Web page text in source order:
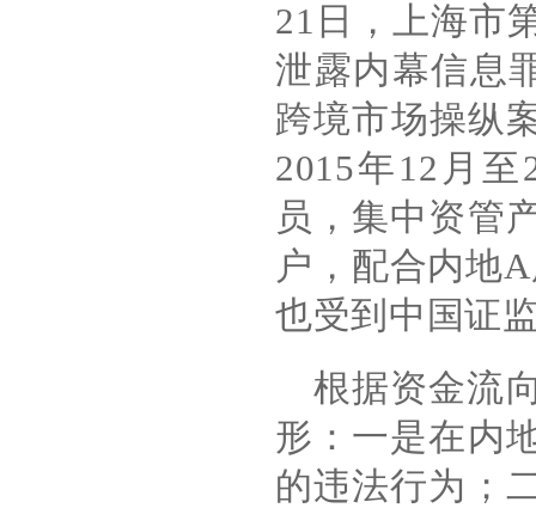
21 日，上海市
泄露内幕信息
跨境市场操纵
2015年12 月至
员，集中资管
户，配合内地A
也受到中国证
根据资金流
形：一是在内
的违法行为；